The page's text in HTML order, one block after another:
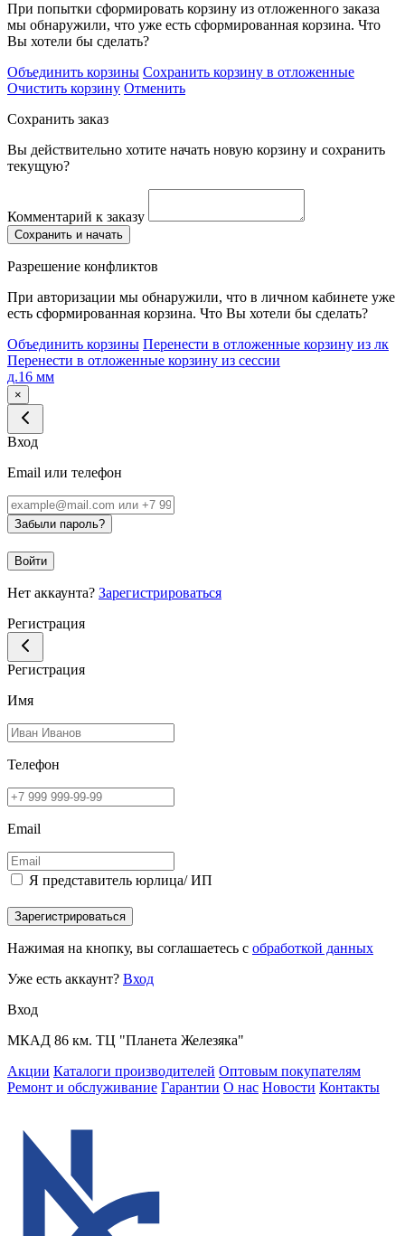
При попытки сформировать корзину из отложенного заказа
мы обнаружили, что уже есть сформированная корзина. Что
Вы хотели бы сделать?
Объединить корзины Сохранить корзину в отложенные
Очистить корзину Отменить
Сохранить заказ
Вы действительно хотите начать новую корзину и сохранить
текущую?
Комментарий к заказу
Сохранить и начать
Разрешение конфликтов
При авторизации мы обнаружили, что в личном кабинете уже
есть сформированная корзина. Что Вы хотели бы сделать?
Объединить корзины Перенести в отложенные корзину из лк
Перенести в отложенные корзину из сессии
д.16 мм
×
Вход
Email или телефон
Забыли пароль?
Войти
Нет аккаунта? Зарегистрироваться
Регистрация
Регистрация
Имя
Телефон
Email
Я представитель юрлица/ ИП
Зарегистрироваться
Нажимая на кнопку, вы соглашаетесь с обработкой данных
Уже есть аккаунт? Вход
Вход
МКАД 86 км. ТЦ "Планета Железяка"
Акции Каталоги производителей Оптовым покупателям
Ремонт и обслуживание Гарантии О нас Новости Контакты